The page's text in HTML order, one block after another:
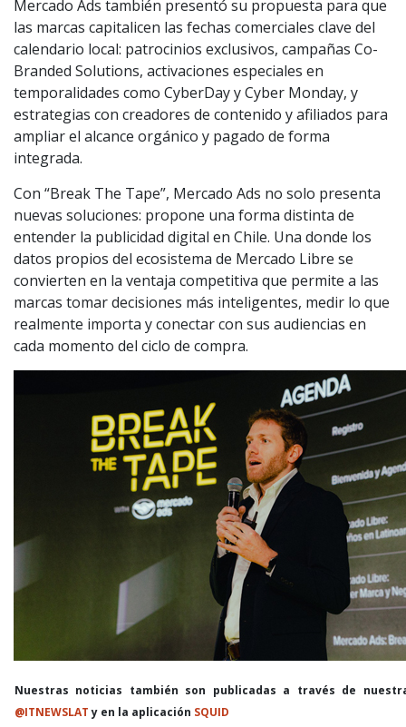
Mercado Ads también presentó su propuesta para que
las marcas capitalicen las fechas comerciales clave del
calendario local: patrocinios exclusivos, campañas Co-
Branded Solutions, activaciones especiales en
temporalidades como CyberDay y Cyber Monday, y
estrategias con creadores de contenido y afiliados para
ampliar el alcance orgánico y pagado de forma
integrada.
Con “Break The Tape”, Mercado Ads no solo presenta
nuevas soluciones: propone una forma distinta de
entender la publicidad digital en Chile. Una donde los
datos propios del ecosistema de Mercado Libre se
convierten en la ventaja competitiva que permite a las
marcas tomar decisiones más inteligentes, medir lo que
realmente importa y conectar con sus audiencias en
cada momento del ciclo de compra.
Nuestras noticias también son publicadas a través de
@ITNEWSLATy en la aplicación SQUID